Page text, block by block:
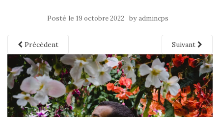
Posté le 19 octobre 2022 byadmincps
Précédent Suivant